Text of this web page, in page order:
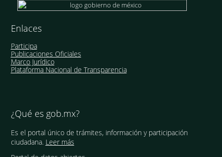
Enlaces
Participa
Publicaciones Oficiales
Marco Jurídico
Plataforma Nacional de Transparencia
¿Qué es gob.mx?
Es el portal único de trámites, información y participación
ciudadana. Leer más